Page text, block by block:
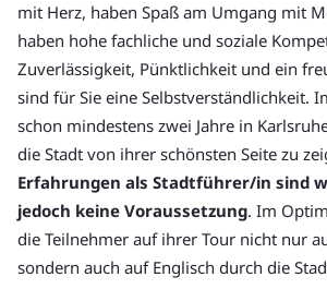
mit Herz, haben Spaß am Umgang mit
haben hohe fachliche und soziale
Zuverlässigkeit, Pünktlichkeit und ein
sind für Sie eine Selbstverständlichkeit.
schon mindestens zwei Jahre in
die Stadt von ihrer schönsten Seite zu
Erfahrungen als Stadtführer/in sind
jedoch keine Voraussetzung. Im
die Teilnehmer auf ihrer Tour nicht nur
sondern auch auf Englisch durch die